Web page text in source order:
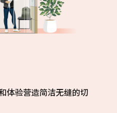
体验营造简洁无缝的切